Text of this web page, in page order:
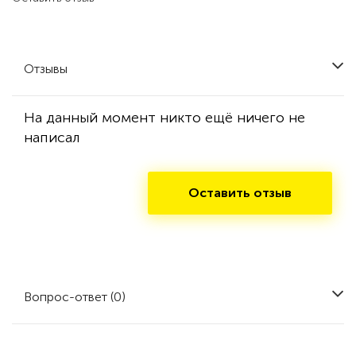
Отзывы
На данный момент никто ещё ничего не
написал
Оставить отзыв
Вопрос-ответ (0)